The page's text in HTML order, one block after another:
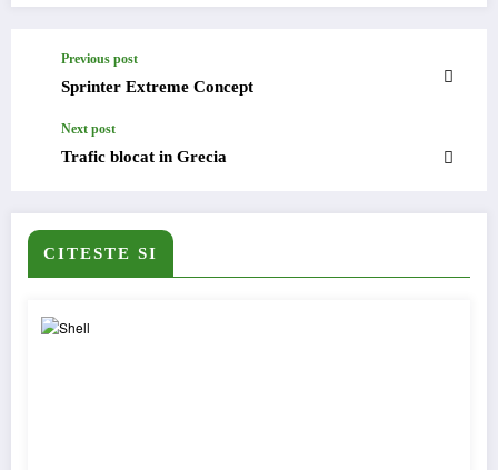
Previous post
Sprinter Extreme Concept
Next post
Trafic blocat in Grecia
CITESTE SI